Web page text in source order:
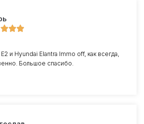
и Hyundai Elantra Immo off, как всегда,
Большое спасибо.